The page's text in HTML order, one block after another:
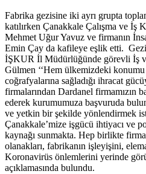
Fabrika gezisine iki ayrı grupta
katılırken Çanakkale Çalışma ve
Mehmet Uğur Yavuz ve firmanın
Emin Çay da kafileye eşlik etti.
İŞKUR İl Müdürlüğünde görevli İş
Gülmen ‘‘Hem ülkemizdeki
coğrafyalarına sağladığı ihracat
firmalarından Dardanel firmamızın
ederek kurumumuza başvuruda
ve yetkin bir şekilde yönlendirmek
Çanakkale’mize işgücü ihtiyacı ve
kaynağı sunmakta. Hep birlikte
olanakları, fabrikanın işleyişini,
Koronavirüs önlemlerini yerinde
açıklamasında bulundu.